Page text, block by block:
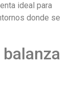
ideal para
donde se